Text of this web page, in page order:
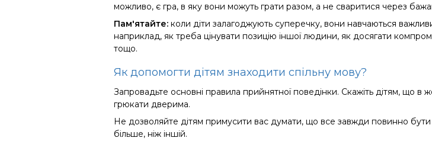
можливо, є гра, в яку вони можуть грати разом, а не сваритися через
Пам'ятайте: коли діти залагоджують суперечку, вони навчаються
наприклад, як треба цінувати позицію іншої людини, як досягати
тощо.
Як допомогти дітям знаходити спільну мову?
Запровадьте основні правила прийнятної поведінки. Скажіть дітям, що
грюкати дверима.
Не дозволяйте дітям примусити вас думати, що все завжди повинно бути
більше, ніж іншій.